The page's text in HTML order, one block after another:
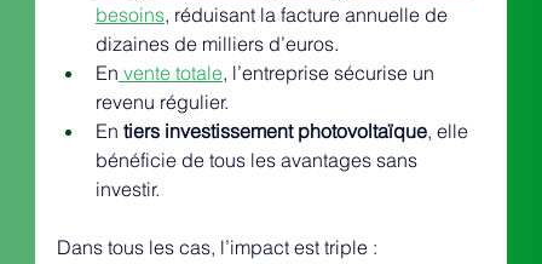
besoins, réduisant la facture annuelle de
dizaines de milliers d’euros.
En vente totale, l’entreprise sécurise un
revenu régulier.
En tiers investissement photovoltaïque, elle
bénéficie de tous les avantages sans
investir.
Dans tous les cas, l’impact est triple :